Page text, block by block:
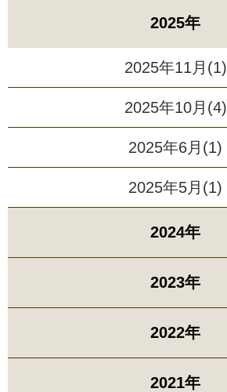
2025年
2025年11月(1)
2025年10月(4)
2025年6月(1)
2025年5月(1)
2024年
2023年
2022年
2021年